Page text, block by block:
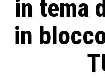
in tema
in